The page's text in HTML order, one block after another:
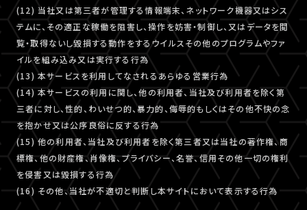
(12) 当社又は第三者が管理する情報端末、ネットワーク機器又はシス
テムに、その適正な稼働を阻害し、操作を妨害・制御し、又はデータを閲
覧・取得ないし毀損する動作をするウイルスその他のプログラムやファ
イルを組み込み又は実行する行為
(13) 本サービスを利用してなされるあらゆる営業行為
(14) 本サービスの利用に関し、他の利用者、当社及び利用者を除く第
三者に対し、性的、わいせつ的、暴力的、侮辱的もしくはその他不快の念
を抱かせ又は公序良俗に反する行為
(15) 他の利用者、当社及び利用者を除く第三者又は当社の著作権、商
標権、他の財産権、肖像権、プライバシー、名誉、信用その他一切の権利
を侵害又は毀損する行為
(16) その他、当社が不適切と判断し本サイトにおいて表示する行為